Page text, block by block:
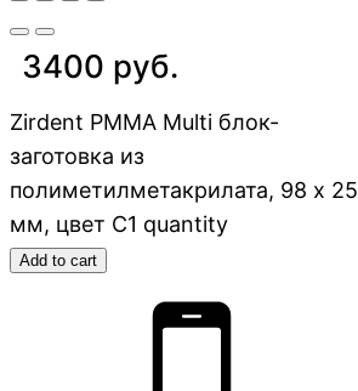
3400 руб.
Zirdent PMMA Multi блок-
заготовка из
полиметилметакрилата, 98 х 25
мм, цвет C1 quantity
Add to cart